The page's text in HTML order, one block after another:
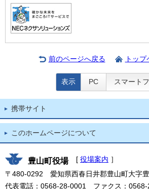
前のページへ戻る トッ
表示 PC スマート
携帯サイト
このホームページについて
豊山町役場 [ 役場案内 ］
〒480-0292 愛知県西春日井郡豊山町大字
代表電話：0568-28-0001 ファクス：0568-